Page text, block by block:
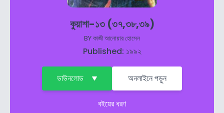
কুয়াশা-১৩ (৩৭,৩৮,৩৯)
BYকাজী আনোয়ার হোসেন
Published: ১৯৯২
ডাউনলোড অনলাইনে পড়ুন
বইয়ের ধরণ